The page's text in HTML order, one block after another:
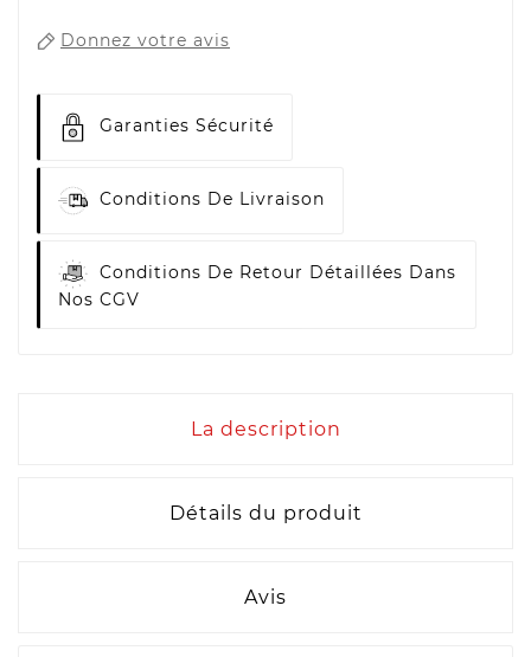
Donnez votre avis
Garanties Sécurité
Conditions De Livraison
Conditions De Retour Détaillées Dans
Nos CGV
La description
Détails du produit
Avis